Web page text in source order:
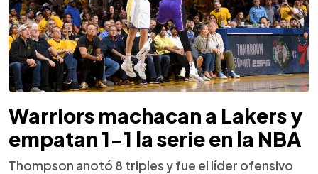
Warriors machacan a Lakers y
empatan 1-1 la serie en la NBA
Thompson anotó 8 triples y fue el líder ofensivo